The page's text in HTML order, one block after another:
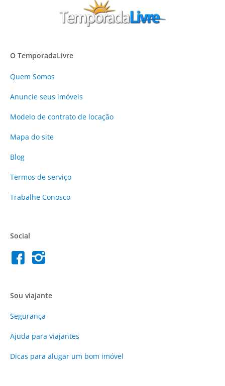
O TemporadaLivre
Quem Somos
Anuncie seus imóveis
Modelo de contrato de locação
Mapa do site
Blog
Termos de serviço
Trabalhe Conosco
Social
Sou viajante
Segurança
Ajuda para viajantes
Dicas para alugar um bom imóvel